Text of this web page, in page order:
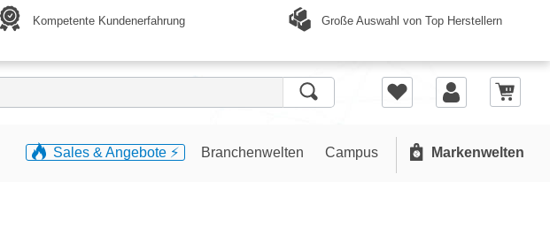
Kompetente Kundenerfahrung Große Auswahl von Top Herstellern
Sales & Angebote ⚡️ Branchenwelten Campus Markenwelten